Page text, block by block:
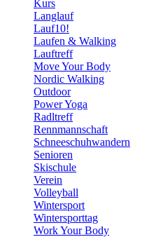
Kurs
Langlauf
Lauf10!
Laufen & Walking
Lauftreff
Move Your Body
Nordic Walking
Outdoor
Power Yoga
Radltreff
Rennmannschaft
Schneeschuhwandern
Senioren
Skischule
Verein
Volleyball
Wintersport
Wintersporttag
Work Your Body